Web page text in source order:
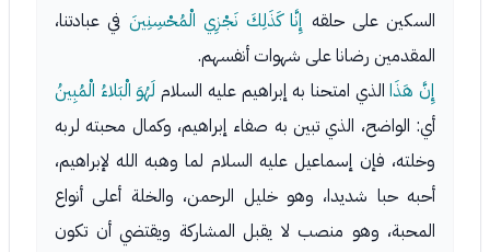
السكين على حلقه إِنَّا كَذَلِكَ نَجْزِي الْمُحْسِنِينَ في عبادتنا،
المقدمين رضانا على شهوات أنفسهم.
إِنَّ هَذَاالذي امتحنا به إبراهيم عليه السلام لَهُوَ الْبَلاءُ الْمُبِينُ
أي: الواضح، الذي تبين به صفاء إبراهيم، وكمال محبته لربه
وخلته، فإن إسماعيل عليه السلام لما وهبه الله لإبراهيم،
أحبه حبا شديدا، وهو خليل الرحمن، والخلة أعلى أنواع
المحبة، وهو منصب لا يقبل المشاركة ويقتضي أن تكون